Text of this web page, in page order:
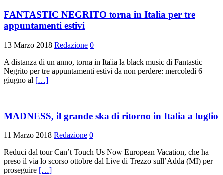
FANTASTIC NEGRITO torna in Italia per tre
appuntamenti estivi
13 Marzo 2018 Redazione 0
A distanza di un anno, torna in Italia la black music di Fantastic
Negrito per tre appuntamenti estivi da non perdere: mercoledì 6
giugno al […]
MADNESS, il grande ska di ritorno in Italia a luglio
11 Marzo 2018 Redazione 0
Reduci dal tour Can’t Touch Us Now European Vacation, che ha
preso il via lo scorso ottobre dal Live di Trezzo sull’Adda (MI) per
proseguire […]